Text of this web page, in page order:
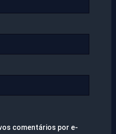
comentários por e-